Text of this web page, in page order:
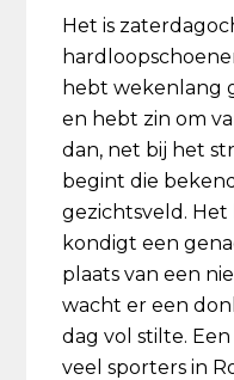
Het is
hebt wekenlang
en hebt zin om
dan, net bij het
begint die
gezichtsveld. Het
kondigt een
plaats van een
wacht er een
dag vol stilte.
veel sporters in